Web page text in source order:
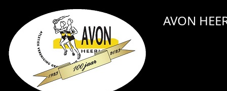
naar
de
inhoud
gaan
AVON